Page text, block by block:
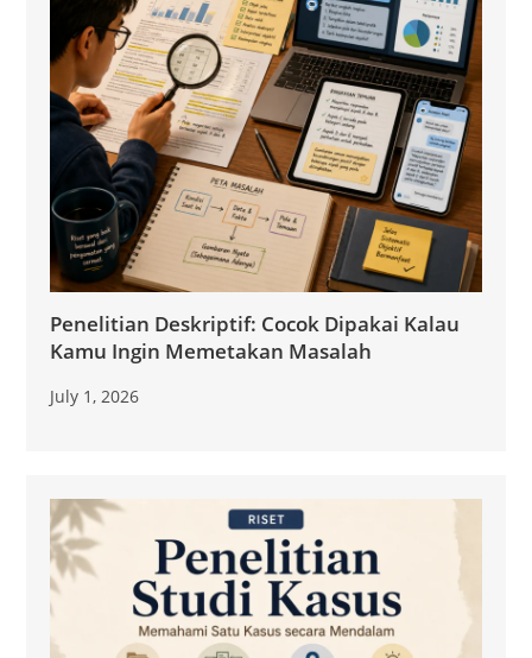
Penelitian Deskriptif: Cocok Dipakai Kalau
Kamu Ingin Memetakan Masalah
July 1, 2026